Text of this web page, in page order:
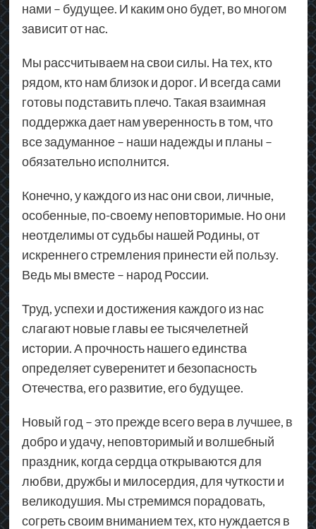
нами – будущее. И каким оно будет, во многом
зависит от нас.
Мы рассчитываем на свои силы. На тех, кто
рядом, кто нам близок и дорог. И всегда сами
готовы подставить плечо. Такая взаимная
поддержка дает нам уверенность в том, что
все задуманное – наши надежды и планы –
обязательно исполнится.
Конечно, у каждого из нас они свои, личные,
особенные, по-своему неповторимые. Но они
неотделимы от судьбы нашей Родины, от
искреннего стремления принести ей пользу.
Ведь мы вместе – народ России.
Труд, успехи и достижения каждого из нас
слагают новые главы ее тысячелетней
истории. А прочность нашего единства
определяет суверенитет и безопасность
Отечества, его развитие, его будущее.
Новый год – это прежде всего вера в лучшее, в
добро и удачу, неповторимый и волшебный
праздник, когда сердца открываются для
любви, дружбы и милосердия, для чуткости и
великодушия. Мы стремимся порадовать,
согреть своим вниманием тех, кто нуждается в